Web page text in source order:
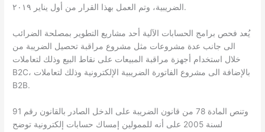
الضريبية، وتم العمل بهذا القرار من أول يناير ٢٠١٩.
يُعد فحص برامج الحسابات الآلية أحد مشاريع التطوير بمصلحة الضرائب
الى جانب عدة مشروعات مثل مشروع مراقبة تحصيل الضريبة من
خلال استخدام أجهزة مراقبة المبيعات على نقاط البيع وذلك لتعاملات
B2C، بالإضافة الى مشروع الفاتورة الضريبية الإلكترونية وذلك لتعاملات
B2B.
وتنص المادة 78 من قانون الضريبة على الدخل الصادر بالقانون رقم 91
لسنة 2005 على أنه للممولين إمساك حسابات إلكترونية توضح